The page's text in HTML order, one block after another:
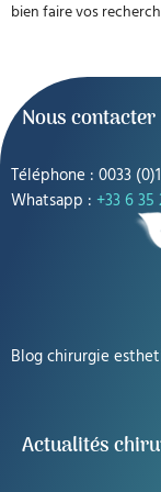
bien faire vos
Nous contacter
Téléphone : 0033
Whatsapp : +33 6 35
Blog chirurgie
Actualités